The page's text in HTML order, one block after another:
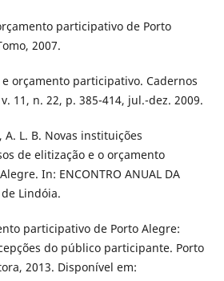
orçamento participativo de Porto
2007.
e orçamento participativo. Cadernos
11, n. 22, p. 385-414, jul.-dez. 2009.
A. L. B. Novas instituições
de elitização e o orçamento
In: ENCONTRO ANUAL DA
de Lindóia.
participativo de Porto Alegre:
do público participante. Porto
2013. Disponível em: